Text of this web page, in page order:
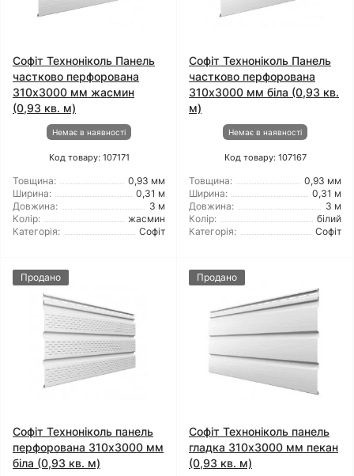
Софіт Техноніколь Панель
частково перфорована
310х3000 мм жасмин
(0,93 кв. м)
Немає в наявності
Код товару: 107171
Товщина:
0,93 мм
Ширина:
0,31 м
Довжина:
3 м
Колір:
жасмин
Категорія:
Софіт
Софіт Техноніколь Панель
частково перфорована
310х3000 мм біла (0,93 кв.
м)
Немає в наявності
Код товару: 107167
Товщина:
0,93 мм
Ширина:
0,31 м
Довжина:
3 м
Колір:
білий
Категорія:
Софіт
Продано
Софіт Техноніколь панель
перфорована 310х3000 мм
біла (0,93 кв. м)
Продано
Софіт Техноніколь панель
гладка 310х3000 мм пекан
(0,93 кв. м)